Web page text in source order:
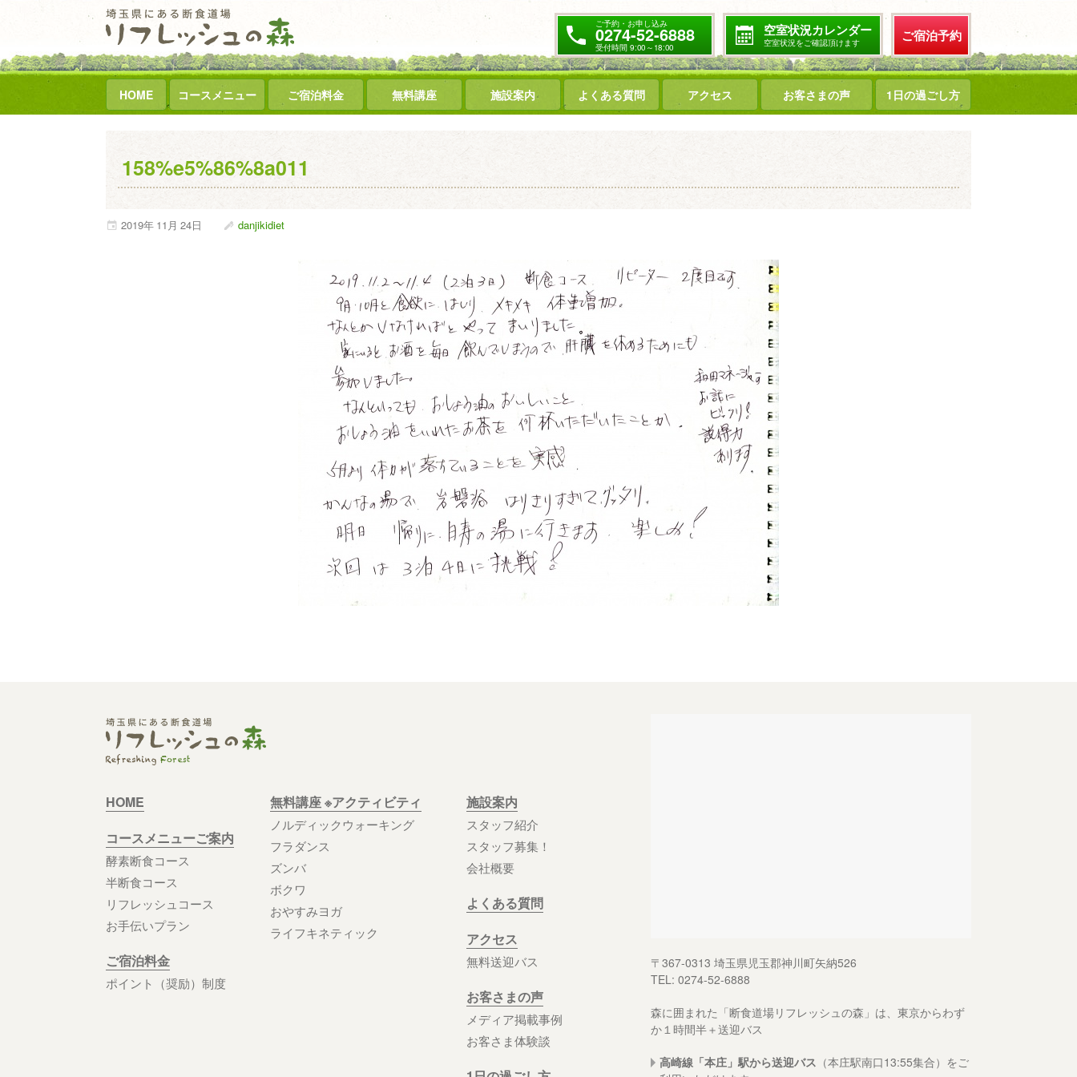
ご予約・お申し込み
0274-52-6888
受付時間 9:00～18:00
空室状況カレンダー
空室状況をご確認頂けます ご宿泊予約
HOME コースメニュー ご宿泊料金 無料講座 施設案内 よくある質問 アクセス お客さまの声 1日の過ごし方
158%e5%86%8a011
2019年 11月 24日 danjikidiet
HOME
コースメニューご案内
酵素断食コース
半断食コース
リフレッシュコース
お手伝いプラン
ご宿泊料金
ポイント（奨励）制度
無料講座 ※アクティビティ
ノルディックウォーキング
フラダンス
ズンバ
ボクワ
おやすみヨガ
ライフキネティック
施設案内
スタッフ紹介
スタッフ募集！
会社概要
よくある質問
アクセス
無料送迎バス
お客さまの声
メディア掲載事例
お客さま体験談
〒367-0313 埼玉県児玉郡神川町矢納526
TEL: 0274-52-6888
森に囲まれた「断食道場リフレッシュの森」は、東京からわず
か１時間半＋送迎バス
高崎線「本庄」駅から送迎バス （本庄駅南口13:55集合）をご